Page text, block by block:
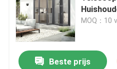
Keuken
MOQ：10
Beste prijs